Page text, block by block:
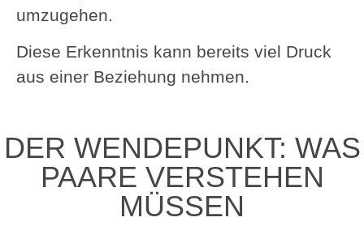
umzugehen.
Diese Erkenntnis kann bereits viel Druck
aus einer Beziehung nehmen.
DER WENDEPUNKT: WAS
PAARE VERSTEHEN
MÜSSEN